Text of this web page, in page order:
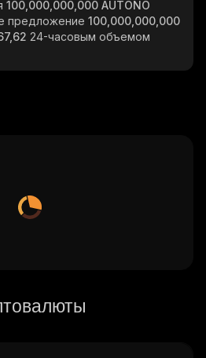
100,000,000,000 AUTONO
предложение 100,000,000,000
24-часовым объемом